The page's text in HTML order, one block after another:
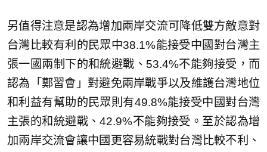
另值得注意是認為增加兩岸交流可降低雙方敵意對
台灣比較有利的民眾中38.1%能接受中國對台灣主
張一國兩制下的和統避戰、53.4%不能夠接受，而
認為「鄭習會」對避免兩岸戰爭以及維護台灣地位
和利益有幫助的民眾則有49.8%能接受中國對台灣
主張的和統避戰、42.9%不能夠接受。至於認為增
加兩岸交流會讓中國更容易統戰對台灣比較不利、